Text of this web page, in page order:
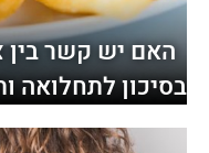
האם יש קשר בין
בסיכון לתחלואה